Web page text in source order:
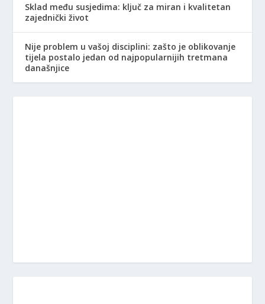
Sklad među susjedima: ključ za miran i kvalitetan
zajednički život
Nije problem u vašoj disciplini: zašto je oblikovanje
tijela postalo jedan od najpopularnijih tretmana
današnjice